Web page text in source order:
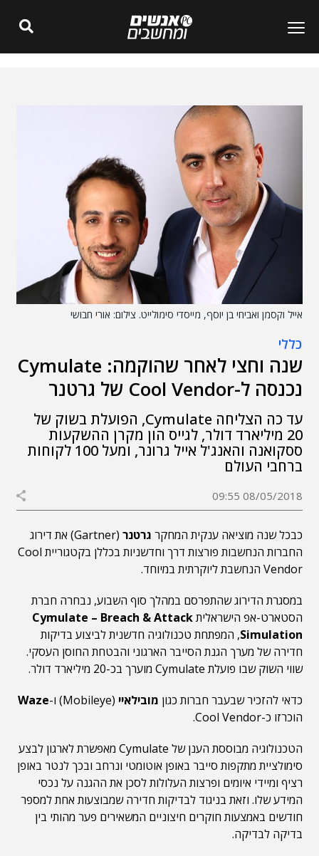
אייל וקסמן ואביחי בן יוסף, מייסדי סימולייט. צילום: אורי חבושי
כללי
שנה וחצי לאחר שהוקמה: Cymulate
נכנסה ל-Cool Vendor של גרטנר
עד כה הצליחה Cymulate, הפועלת בשוק של
20 מיליארד דולר, לגייס הון מקרן ההשקעות
ססקואנה והאנג'ל אייל גרונר, ומעל 100 לקוחות
ברחבי העולם
08/05/2018 09:55
כבכל שנה מוציאה ענקית המחקר גרטנר
(Gartner) את דירוג
החברות הנחשבות פורצות דרך וחדשניות בכללן בקטגוריית Cool
Vendor הנחשבת ליוקרתית במיוחד.
במסגרת הדירוג שהתפרסם במהלך סוף השבוע, נבחרה חברת
הסטארט-אפ הישראליתCymulate – Breach & Attack
Simulation, המפתחת טכנולוגיה חדשנית לביצוע בדיקות
חדירה של מערך הגנת הסייבר הארגוני והבטחת החוסן העסקי.
שווי השוק שבו פועלת Cymulate מוערך בכ-20 מיליארד דולר.
כדאי להזכיר שבעבר חברות כגון מובילאיי (Mobileye) ו-
Waze
הוכרזו כ-Cool Vendor.
הטכנולוגיה מבוססת הענן של Cymulate מאפשרת לארגון לבצע
סימולציית מתקפות סייבר באופן אוטומטי ונרחב ובכך לנטר באופן
רציף ומיידי איומים ופרצות העלולות לסכן את ההגנה על נכסי
המידע שלו. וזאת בניגוד לבדיקות חדירה שמבוצעות אחת למספר
חודשים באמצעות חוקרים חיצוניים המשאירים פער מהותי בין
בדיקה לבדיקה.